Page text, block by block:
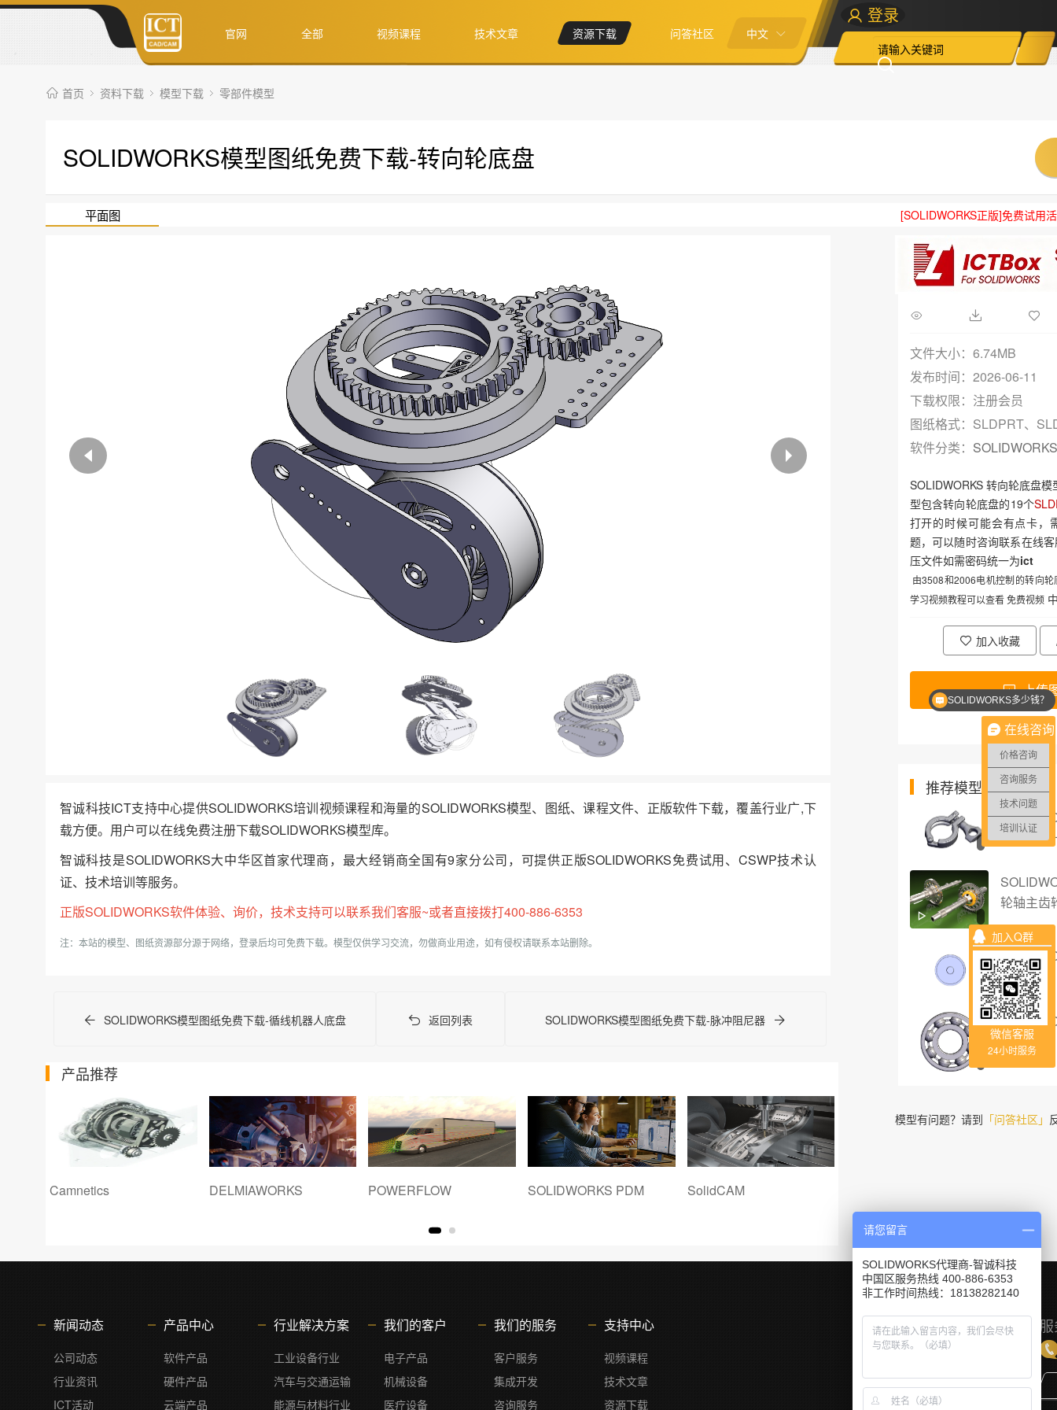
官网 全部 视频课程 技术文章 资源下载 问答社区 中文
登录
首页 资料下载 模型下载 零部件模型
SOLIDWORKS模型图纸免费下载-转向轮底盘
平面图 [SOLIDWORKS正版]免费试用
智诚科技ICT支持中心提供SOLIDWORKS培训视频课程和海量的SOLIDWORKS模型、图纸、课程文件、正版软件下载，覆盖行业广,下
载方便。用户可以在线免费注册下载SOLIDWORKS模型库。
智诚科技是SOLIDWORKS大中华区首家代理商，最大经销商全国有9家分公司，可提供正版SOLIDWORKS免费试用、CSWP技术认
证、技术培训等服务。
正版SOLIDWORKS软件体验、询价，技术支持可以联系我们客服~或者直接拨打400-886-6353
注：本站的模型、图纸资源部分源于网络，登录后均可免费下载。模型仅供学习交流，勿做商业用途，如有侵权请联系本站删除。
SOLIDWORKS模型图纸免费下载-循线机器人底盘 返回列表 SOLIDWORKS模型图纸免费下载-脉冲阻尼器
产品推荐
DELMIAWORKS POWERFLOW SOLIDWORKS PDM SolidCAM SOLIDWORKS Plastics
文件大小：6.74MB
发布时间：2026-06-11
下载权限：注册会员
图纸格式：SLDPRT、
软件分类： SOLIDWORKS
SOLIDWORKS 转向轮底盘
型包含转向轮底盘的19个
打开的时候可能会有点卡，
题，可以随时咨询联系在线
压文件如需密码统一为ict
由3508和2006电机控制的转向轮
学习视频教程可以查看 免费视频
加入收藏
上传
推荐模型
下载-卡
轮轴主齿
轮辋
珠轴承
模型有问题？请到 「问答社区」
加入Q群
微信客服
24小时服务
新闻动态
公司动态
行业资讯
ICT活动
产品中心
软件产品
硬件产品
云端产品
行业解决方案
工业设备行业
汽车与交通运输
能源与材料行业
我们的客户
电子产品
机械设备
医疗设备
我们的服务
客户服务
集成开发
咨询服务
支持中心
视频课程
技术文章
资源下载
在线咨询
价格咨询
咨询服务
技术问题
培训认证
SOLIDWORKS多少钱？
请您留言
SOLIDWORKS代理商-智诚科技
中国区服务热线 400-886-6353
非工作时间热线：18138282140